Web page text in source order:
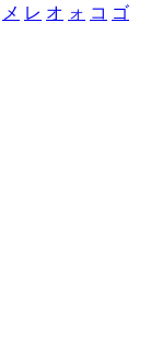
メ レ オ ォ コ ゴ